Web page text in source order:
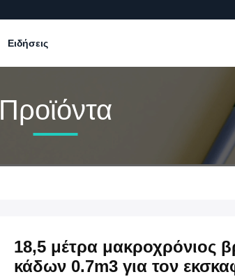
Ειδήσεις
Προϊόντα
18,5 μέτρα μακροχρόνιος
κάδων 0.7m3 για τον